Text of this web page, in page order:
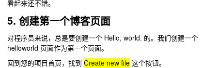
看起来还不错。
5. 创建第一个博客页面
对程序员来说，总是要创建一个 Hello, world. 的。我们创建一个
helloworld 页面作为第一个页面。
回到您的项目首页，找到 Create new file 这个按钮。